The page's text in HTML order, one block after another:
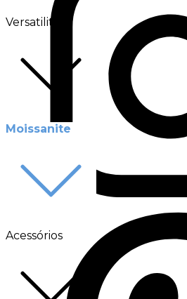
Versatilité
Moissanite
Acessórios